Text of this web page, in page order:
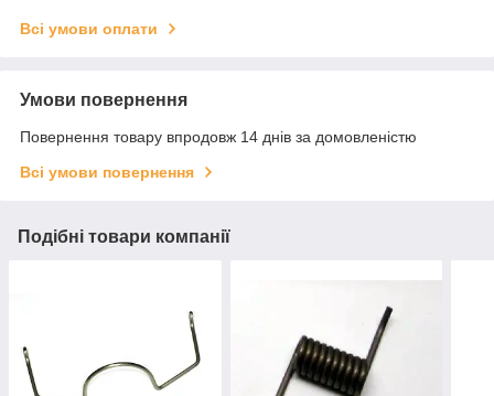
Всі умови оплати
Умови повернення
Повернення товару впродовж 14 днів за домовленістю
Всі умови повернення
Подібні товари компанії